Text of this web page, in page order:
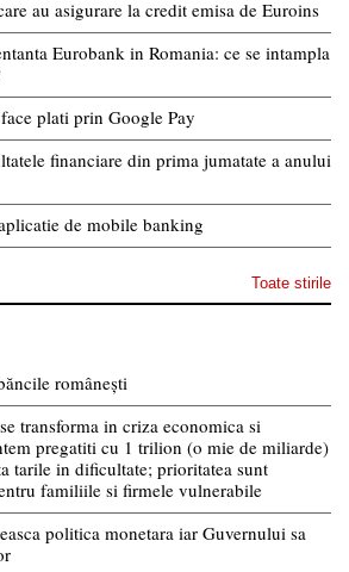
au asigurare la credit emisa de Euroins
Eurobank in Romania: ce se intampla
plati prin Google Pay
financiare din prima jumatate a anului
de mobile banking
Toate stirile
românești
transforma in criza economica si
pregatiti cu 1 trilion (o mie de miliarde)
tarile in dificultate; prioritatea sunt
familiile si firmele vulnerabile
politica monetara iar Guvernului sa